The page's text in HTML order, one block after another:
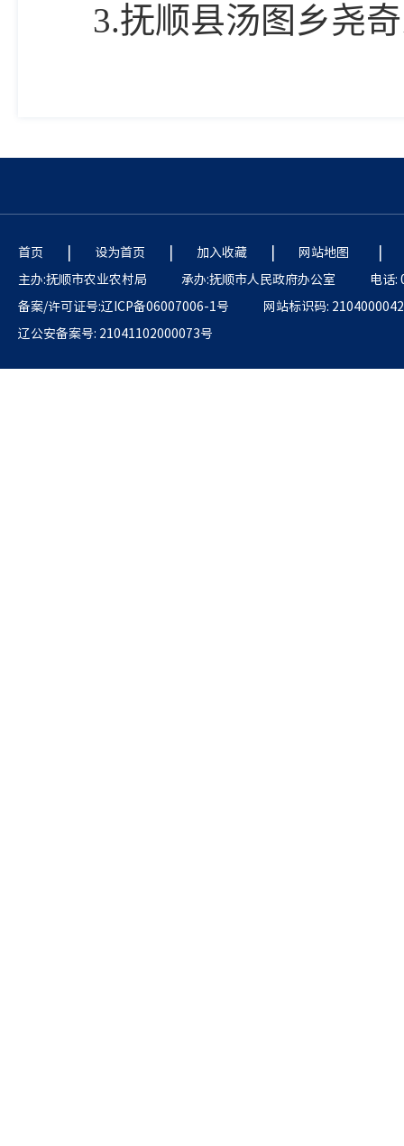
3.抚顺县汤图乡尧
首页 | 设为首页 | 加入收藏 | 网站地图 |
主办:抚顺市农业农村局 承办:抚顺市人民政府办公室
电话:
备案/许可证号:辽ICP备06007006-1号
网站标识码: 2104000042
辽公安备案号: 21041102000073号